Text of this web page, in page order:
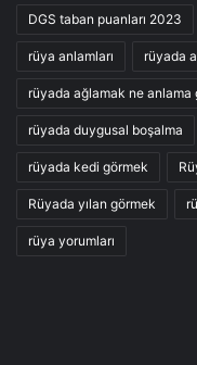
DGS taban puanları 2023
rüya anlamları rüyada
rüyada ağlamak ne anlama
rüyada duygusal boşalma
rüyada kedi görmek
Rüyada yılan görmek
rüya yorumları